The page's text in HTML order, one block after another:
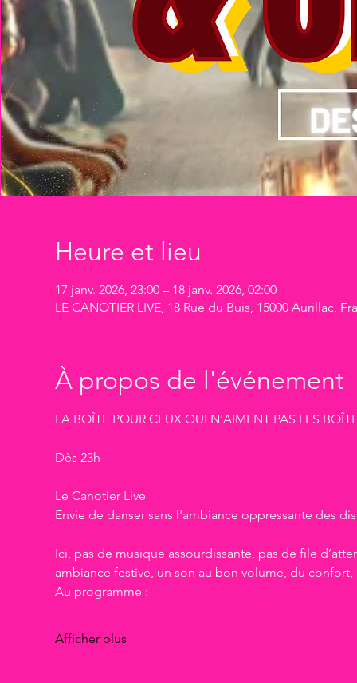
Heure et lieu
17 janv. 2026, 23:00 – 18 janv. 2026, 02:00
LE CANOTIER LIVE, 18 Rue du Buis, 15000 Aurillac,
À propos de l'événement
LA BOÎTE POUR CEUX QUI N'AIMENT PAS LES
Dès 23h
Le Canotier Live
Envie de danser sans l'ambiance oppressante des
Ici, pas de musique assourdissante, pas de file
ambiance festive, un son au bon volume, du
Au programme :
Afficher plus